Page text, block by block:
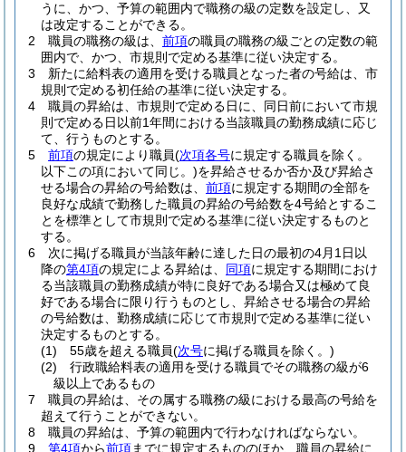
うに、かつ、予算の範囲内で職務の級の定数を設定し、又
は改定することができる。
2
職員の職務の級は、 前項の職員の職務の級ごとの定数の範
囲内で、かつ、市規則で定める基準に従い決定する。
3
新たに給料表の適用を受ける職員となった者の号給は、市
規則で定める初任給の基準に従い決定する。
4
職員の昇給は、市規則で定める日に、同日前において市規
則で定める日以前1年間における当該職員の勤務成績に応じ
て、行うものとする。
5
前項の規定により職員(次項各号に規定する職員を除く。
以下この項において同じ。)を昇給させるか否か及び昇給さ
せる場合の昇給の号給数は、 前項に規定する期間の全部を
良好な成績で勤務した職員の昇給の号給数を4号給とするこ
とを標準として市規則で定める基準に従い決定するものと
する。
6
次に掲げる職員が当該年齢に達した日の最初の4月1日以
降の第4項の規定による昇給は、 同項に規定する期間におけ
る当該職員の勤務成績が特に良好である場合又は極めて良
好である場合に限り行うものとし、昇給させる場合の昇給
の号給数は、勤務成績に応じて市規則で定める基準に従い
決定するものとする。
(1)
55歳を超える職員(次号に掲げる職員を除く。)
(2)
行政職給料表の適用を受ける職員でその職務の級が6
級以上であるもの
7
職員の昇給は、その属する職務の級における最高の号給を
超えて行うことができない。
8
職員の昇給は、予算の範囲内で行わなければならない。
9
第4項から前項までに規定するもののほか、職員の昇給に